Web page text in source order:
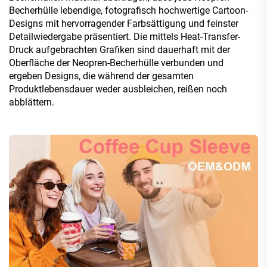
Becherhülle lebendige, fotografisch hochwertige Cartoon-
Designs mit hervorragender Farbsättigung und feinster
Detailwiedergabe präsentiert. Die mittels Heat-Transfer-
Druck aufgebrachten Grafiken sind dauerhaft mit der
Oberfläche der Neopren-Becherhülle verbunden und
ergeben Designs, die während der gesamten
Produktlebensdauer weder ausbleichen, reißen noch
abblättern.